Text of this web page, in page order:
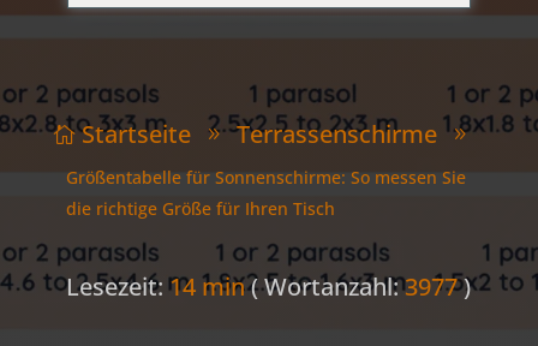
 Startseite 9 Terrassenschirme 9
Größentabelle für Sonnenschirme: So messen Sie
die richtige Größe für Ihren Tisch
Lesezeit: 14 min ( Wortanzahl:3977)